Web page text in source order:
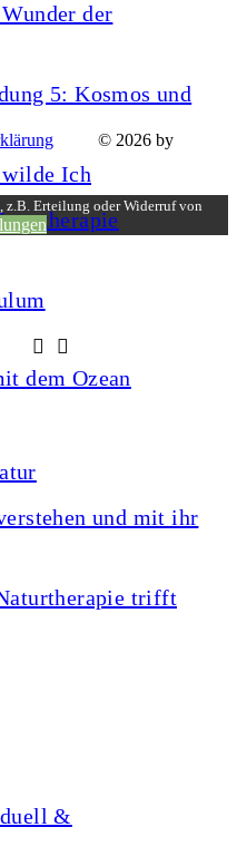
der
5: Kosmos und
Ich
dem Ozean
und mit ihr
trifft
&
© 2026 by
z.B. Erteilung oder Widerruf von